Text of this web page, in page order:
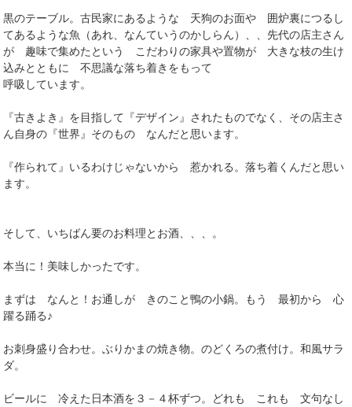
黒のテーブル。古民家にあるような 天狗のお面や 囲炉裏につるし
てあるような魚（あれ、なんていうのかしらん）、、先代の店主さん
が 趣味で集めたという こだわりの家具や置物が 大きな枝の生け
込みとともに 不思議な落ち着きをもって
呼吸しています。
『古きよき』を目指して『デザイン』されたものでなく、その店主さ
ん自身の『世界』そのもの なんだと思います。
『作られて』いるわけじゃないから 惹かれる。落ち着くんだと思い
ます。
そして、いちばん要のお料理とお酒、、、。
本当に！美味しかったです。
まずは なんと！お通しが きのこと鴨の小鍋。もう 最初から 心
躍る踊る♪
お刺身盛り合わせ。ぶりかまの焼き物。のどくろの煮付け。和風サラ
ダ。
ビールに 冷えた日本酒を３－４杯ずつ。どれも これも 文句なし